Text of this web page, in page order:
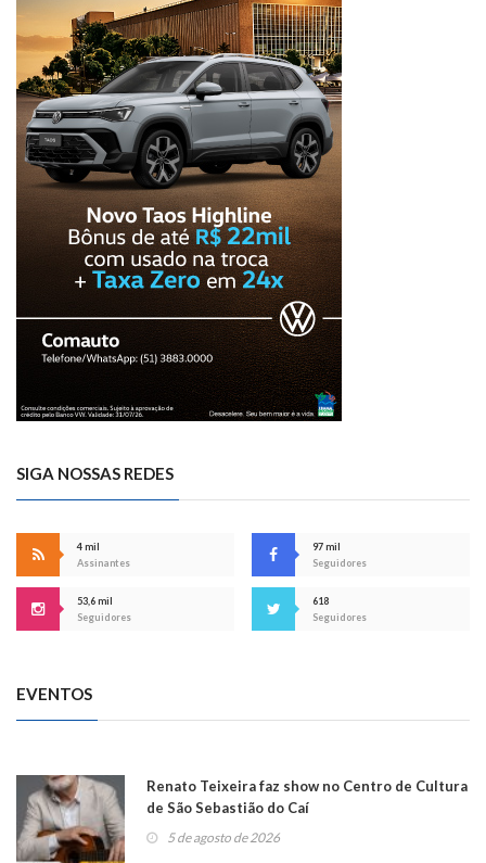
SIGA NOSSAS REDES
4 mil
Assinantes
97 mil
Seguidores
53,6 mil
Seguidores
618
Seguidores
EVENTOS
Renato Teixeira faz show no Centro de Cultura
de São Sebastião do Caí
5 de agosto de 2026